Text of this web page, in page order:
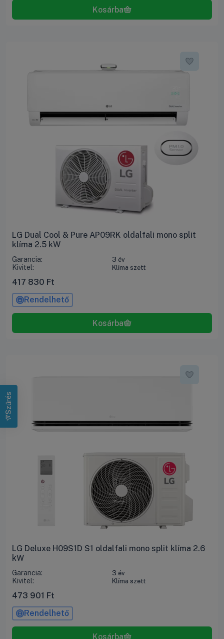
Szűrés
LG Dual Cool & Pure AP09RK oldalfali mono split
klíma 2.5 kW
Garancia: 3 év
Kivitel: Klíma szett
417 830 Ft
Rendelhető
LG Deluxe H09S1D S1 oldalfali mono split klíma 2.6
kW
Garancia: 3 év
Kivitel: Klíma szett
473 901 Ft
Rendelhető